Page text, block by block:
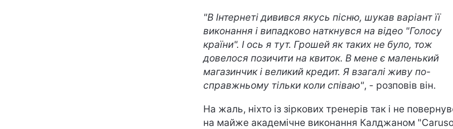
"В Інтернеті дивився якусь пісню, шукав варіант її
виконання і випадково наткнувся на відео "Голосу
країни". І ось я тут. Грошей як таких не було, тож
довелося позичити на квиток. В мене є маленький
магазинчик і великий кредит. Я взагалі живу по-
справжньому тільки коли співаю", - розповів він.
На жаль, ніхто із зіркових тренерів так і не
на майже академічне виконання Калджаном